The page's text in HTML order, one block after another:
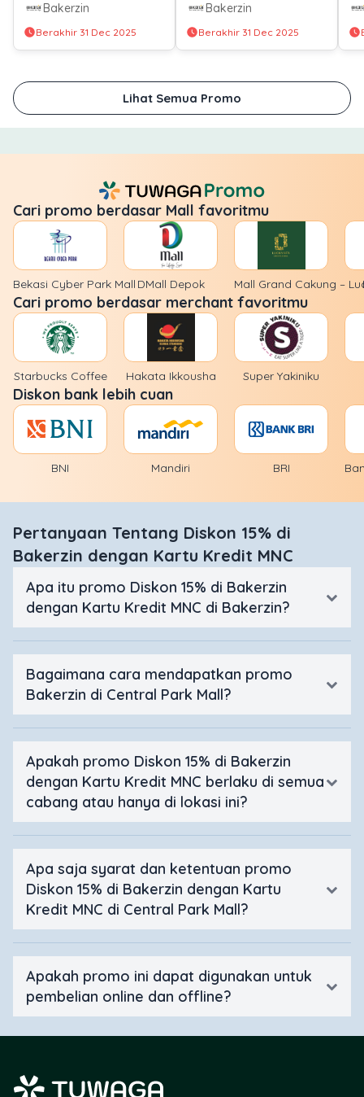
Bakerzin dengan
Pembayaran
Bakerzin
Berakhir 31 Dec 2025
Minuman di Bakerzin
Pembayaran
Bakerzin
Berakhir 31 Dec 2025
Lihat Semua Promo
Cari promo berdasar Mall favoritmu
Bekasi Cyber Park Mall DMall Depok Mall Grand Cakung –
Cari promo berdasar merchant favoritmu
Starbucks Coffee Hakata Ikkousha Super Yakiniku
Diskon bank lebih cuan
BNI Mandiri BRI
Pertanyaan Tentang Diskon 15% di
Bakerzin dengan Kartu Kredit MNC
Apa itu promo Diskon 15% di Bakerzin
dengan Kartu Kredit MNC di Bakerzin?
Bagaimana cara mendapatkan promo
Bakerzin di Central Park Mall?
Apakah promo Diskon 15% di Bakerzin
dengan Kartu Kredit MNC berlaku di semua
cabang atau hanya di lokasi ini?
Apa saja syarat dan ketentuan promo
Diskon 15% di Bakerzin dengan Kartu
Kredit MNC di Central Park Mall?
Apakah promo ini dapat digunakan untuk
pembelian online dan offline?